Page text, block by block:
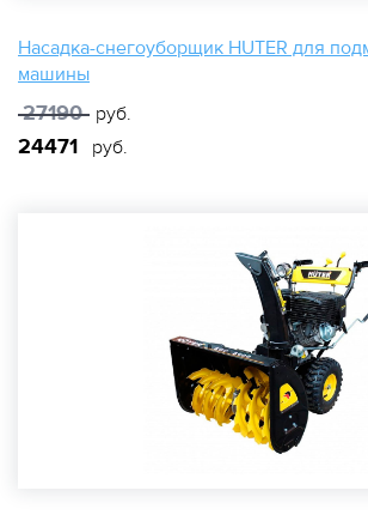
Насадка-снегоуборщик HUTER для
машины
27190 руб.
24471 руб.